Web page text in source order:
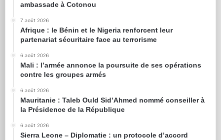
ambassade à Cotonou
7 août 2026
Afrique : le Bénin et le Nigeria renforcent leur
partenariat sécuritaire face au terrorisme
6 août 2026
Mali : l’armée annonce la poursuite de ses opérations
contre les groupes armés
6 août 2026
Mauritanie : Taleb Ould Sid’Ahmed nommé conseiller à
la Présidence de la République
6 août 2026
Sierra Leone – Diplomatie : un protocole d’accord